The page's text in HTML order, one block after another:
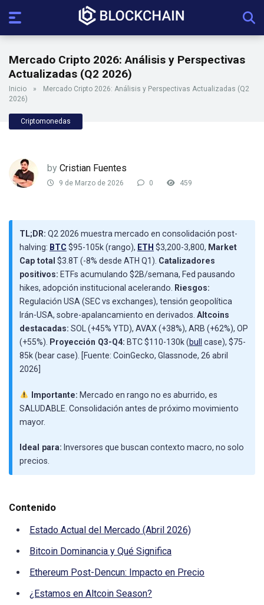
Mercado Cripto 2026: Análisis y Perspectivas
Actualizadas (Q2 2026)
Inicio »
Mercado Cripto 2026: Análisis y Perspectivas Actualizadas (Q2
2026)
Criptomonedas
by Cristian Fuentes
9 de Marzo de 2026 0 459
TL;DR: Q2 2026 muestra mercado en consolidación post-
halving: BTC $95-105k (rango), ETH $3,200-3,800, Market
Cap total $3.8T (-8% desde ATH Q1). Catalizadores
positivos: ETFs acumulando $2B/semana, Fed pausando
hikes, adopción institucional acelerando.
Riesgos:
Regulación USA (SEC vs exchanges), tensión geopolítica
Irán-USA, sobre-apalancamiento en derivados. Altcoins
destacadas: SOL (+45% YTD), AVAX (+38%), ARB (+62%), OP
(+55%).
Proyección Q3-Q4: BTC $110-130k (bull
case), $75-
85k (bear case). [Fuente: CoinGecko, Glassnode, 26 abril
2026]
Importante: Mercado en rango no es aburrido, es
SALUDABLE. Consolidación antes de próximo movimiento
mayor.
Ideal para: Inversores que buscan contexto macro, no solo
precios.
Contenido
Estado Actual del Mercado (Abril 2026)
Bitcoin Dominancia y Qué Significa
Ethereum Post-Dencun: Impacto en Precio
¿Estamos en Altcoin Season?